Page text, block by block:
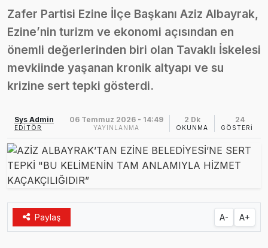
Ezine’de Arıcılık Eğitimi İçin Kayıtlar Açıldı
16:48 | Kaymakam Kaptanoğlu’ndan Kıbrıs Gazisi Recep Kıral’a iftar ziyareti
Zafer Partisi Ezine İlçe Başkanı Aziz Albayrak,
Ezine’nin turizm ve ekonomi açısından en
önemli değerlerinden biri olan Tavaklı İskelesi
mevkiinde yaşanan kronik altyapı ve su
krizine sert tepki gösterdi.
Sys Admin
EDITÖR
06 Temmuz 2026 - 14:49
YAYINLANMA
2 Dk
OKUNMA
24
GÖSTERIM
Paylaş A- A+